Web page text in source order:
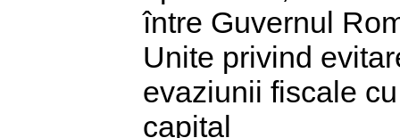
între Guvernul
Unite privind
evaziunii fiscale
capital